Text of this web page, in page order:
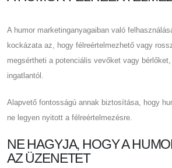
A humor marketinganyagaiban való
kockázata az, hogy félreértelmezhető vagy
megsértheti a potenciális vevőket vagy
ingatlantól.
Alapvető fontosságú annak biztosítása, hogy
ne legyen nyitott a félreértelmezésre.
NE HAGYJA, HOGY A
AZ ÜZENETET